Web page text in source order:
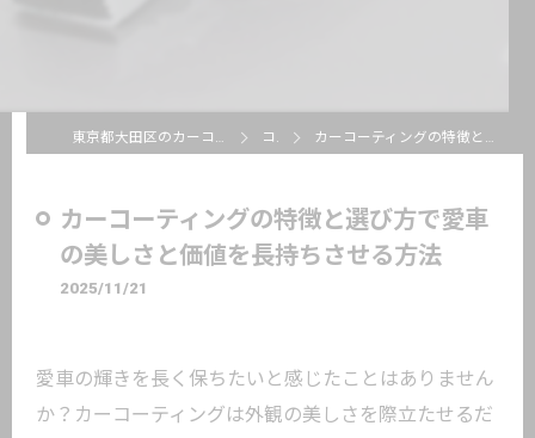
東京都大田区のカーコーティングならSTEALTH ARMOR WORKS コラム カーコーティングの特徴と選び方で愛車の美しさと価値を長持ちさせる方法
カーコーティングの特徴と選び方で愛車
の美しさと価値を長持ちさせる方法
2025/11/21
愛車の輝きを長く保ちたいと感じたことはありません
か？カーコーティングは外観の美しさを際立たせるだ